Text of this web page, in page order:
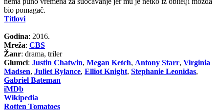
bio pomagač.
Titlovi
Godina: 2016.
Mreža: CBS
Žanr: drama, triler
Glumci: Justin Chatwin, Megan Ketch, Antony Starr, Virginia
Madsen, Juliet Rylance, Elliot Knight, Stephanie Leonidas,
Gabriel Bateman
iMDb
Wikipedia
Rotten Tomatoes